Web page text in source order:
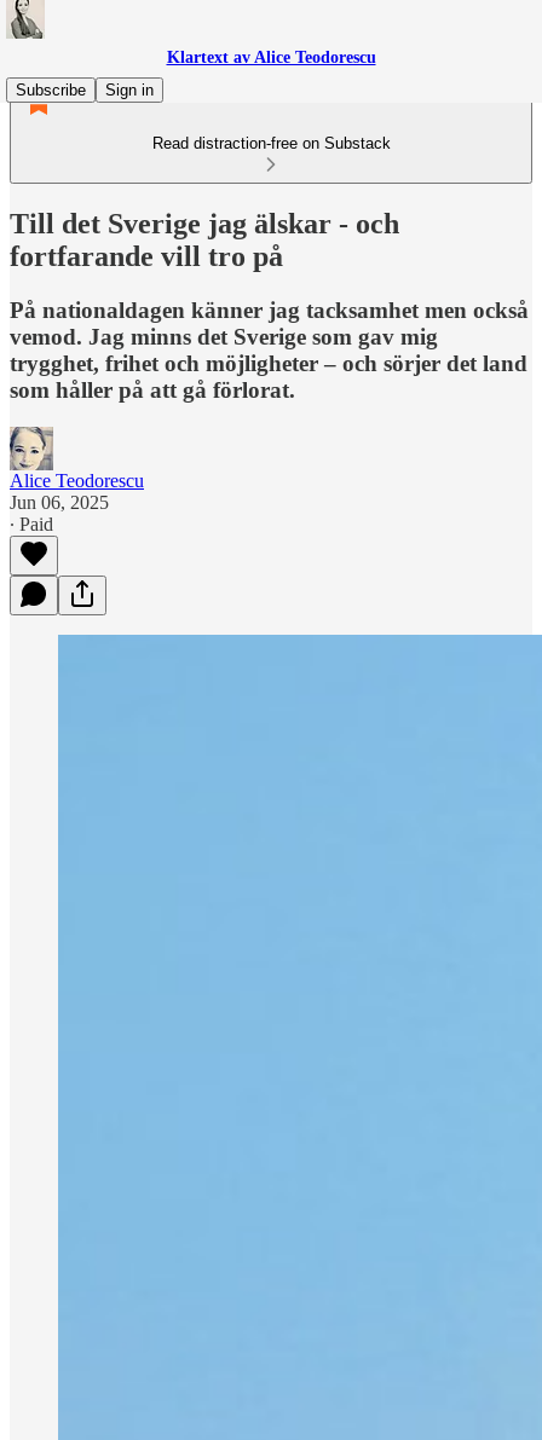
Klartext av Alice Teodorescu
Subscribe
Sign in
Read distraction-free on Substack
Till det Sverige jag älskar - och
fortfarande vill tro på
På nationaldagen känner jag tacksamhet men också
vemod. Jag minns det Sverige som gav mig
trygghet, frihet och möjligheter – och sörjer det land
som håller på att gå förlorat.
Alice Teodorescu
Jun 06, 2025
∙ Paid